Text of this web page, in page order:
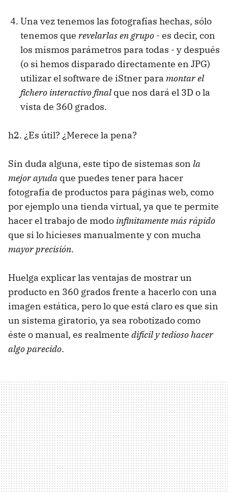
Una vez tenemos las fotografías hechas, sólo
tenemos que revelarlas en grupo - es decir, con
los mismos parámetros para todas - y después
(o si hemos disparado directamente en JPG)
utilizar el software de iStner para montar el
fichero interactivo finalque nos dará el 3D o la
vista de 360 grados.
h2. ¿Es útil? ¿Merece la pena?
Sin duda alguna, este tipo de sistemas son la
mejor ayuda que puedes tener para hacer
fotografía de productos para páginas web, como
por ejemplo una tienda virtual, ya que te permite
hacer el trabajo de modo infinitamente más rápido
que si lo hicieses manualmente y con mucha
mayor precisión.
Huelga explicar las ventajas de mostrar un
producto en 360 grados frente a hacerlo con una
imagen estática, pero lo que está claro es que sin
un sistema giratorio, ya sea robotizado como
éste o manual, es realmente difícil y tedioso hacer
algo parecido.